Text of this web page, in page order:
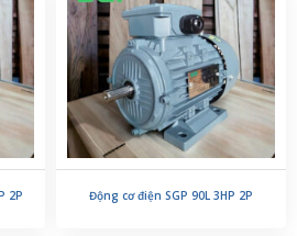
2P Động cơ điện SGP 90L 3HP 2P